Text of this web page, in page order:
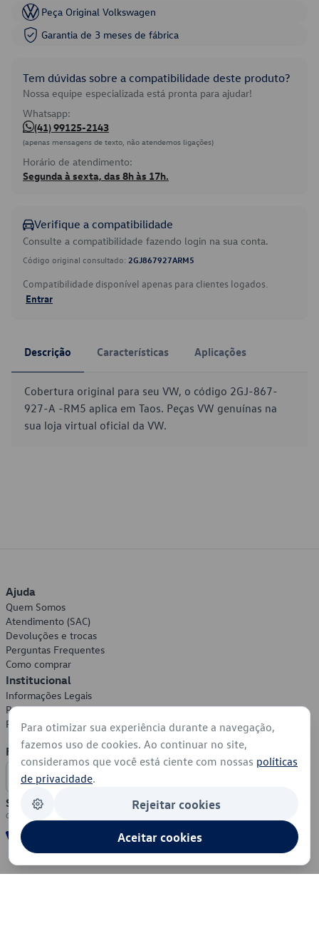
Peça Original Volkswagen
Garantia de 3 meses de fábrica
Tem dúvidas sobre a compatibilidade deste produto?
Nossa equipe especializada está pronta para ajudar!
Whatsapp:
(41) 99125-2143
(apenas mensagens de texto, não atendemos ligações)
Horário de atendimento:
Segunda à sexta, das 8h às 17h.
Verifique a compatibilidade
Consulte a compatibilidade fazendo login na sua conta.
Código original consultado: 2GJ867927ARM5
Compatibilidade disponível apenas para clientes logados.
Entrar
Descrição Características Aplicações
Cobertura original para seu VW, o código 2GJ-867-
927-A -RM5 aplica em Taos. Peças VW genuínas na
sua loja virtual oficial da VW.
Ajuda
Quem Somos
Atendimento (SAC)
Devoluções e trocas
Perguntas Frequentes
Como comprar
Institucional
Informações Legais
Política de Privacidade
Política de Cookies
Formas de Pagamento
Segurança
Para otimizar sua experiência durante a navegação,
fazemos uso de cookies. Ao continuar no site,
consideramos que você está ciente com nossas políticas
de privacidade.
Rejeitar cookies
Aceitar cookies